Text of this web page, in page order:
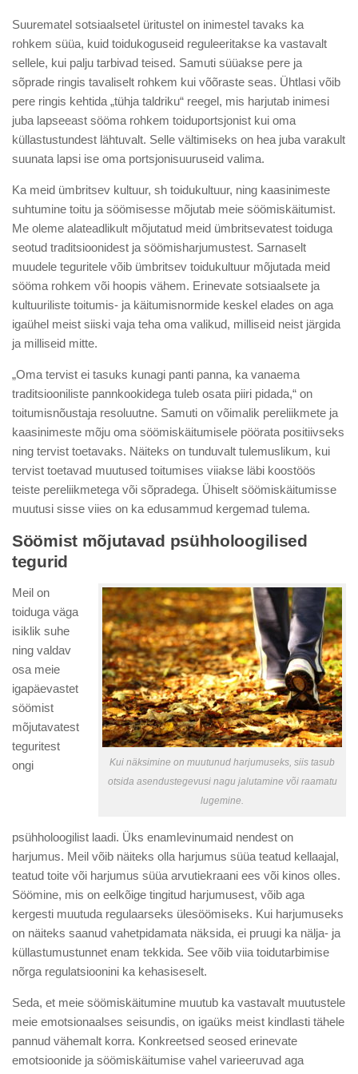
Suurematel sotsiaalsetel üritustel on inimestel tavaks ka
rohkem süüa, kuid toidukoguseid reguleeritakse ka vastavalt
sellele, kui palju tarbivad teised. Samuti süüakse pere ja
sõprade ringis tavaliselt rohkem kui võõraste seas. Ühtlasi võib
pere ringis kehtida „tühja taldriku“ reegel, mis harjutab inimesi
juba lapseeast sööma rohkem toiduportsjonist kui oma
küllastustundest lähtuvalt. Selle vältimiseks on hea juba varakult
suunata lapsi ise oma portsjonisuuruseid valima.
Ka meid ümbritsev kultuur, sh toidukultuur, ning kaasinimeste
suhtumine toitu ja söömisesse mõjutab meie söömiskäitumist.
Me oleme alateadlikult mõjutatud meid ümbritsevatest toiduga
seotud traditsioonidest ja söömisharjumustest. Sarnaselt
muudele teguritele võib ümbritsev toidukultuur mõjutada meid
sööma rohkem või hoopis vähem. Erinevate sotsiaalsete ja
kultuuriliste toitumis- ja käitumisnormide keskel elades on aga
igaühel meist siiski vaja teha oma valikud, milliseid neist järgida
ja milliseid mitte.
„Oma tervist ei tasuks kunagi panti panna, ka vanaema
traditsiooniliste pannkookidega tuleb osata piiri pidada,“ on
toitumisnõustaja resoluutne. Samuti on võimalik pereliikmete ja
kaasinimeste mõju oma söömiskäitumisele pöörata positiivseks
ning tervist toetavaks. Näiteks on tunduvalt tulemuslikum, kui
tervist toetavad muutused toitumises viiakse läbi koostöös
teiste pereliikmetega või sõpradega. Ühiselt söömiskäitumisse
muutusi sisse viies on ka edusammud kergemad tulema.
Söömist mõjutavad psühholoogilised
tegurid
Kui näksimine on muutunud harjumuseks, siis tasub
otsida asendustegevusi nagu jalutamine või raamatu
lugemine.
Meil on
toiduga väga
isiklik suhe
ning valdav
osa meie
igapäevastet
söömist
mõjutavatest
teguritest
ongi
psühholoogilist laadi. Üks enamlevinumaid nendest on
harjumus. Meil võib näiteks olla harjumus süüa teatud kellaajal,
teatud toite või harjumus süüa arvutiekraani ees või kinos olles.
Söömine, mis on eelkõige tingitud harjumusest, võib aga
kergesti muutuda regulaarseks ülesöömiseks. Kui harjumuseks
on näiteks saanud vahetpidamata näksida, ei pruugi ka nälja- ja
küllastumustunnet enam tekkida. See võib viia toidutarbimise
nõrga regulatsioonini ka kehasiseselt.
Seda, et meie söömiskäitumine muutub ka vastavalt muutustele
meie emotsionaalses seisundis, on igaüks meist kindlasti tähele
pannud vähemalt korra. Konkreetsed seosed erinevate
emotsioonide ja söömiskäitumise vahel varieeruvad aga